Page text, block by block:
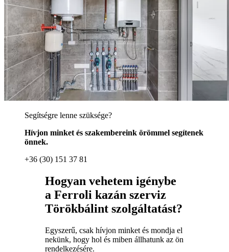
Segítségre lenne szüksége?
Hívjon minket és szakembereink örömmel segítenek
önnek.
+36 (30) 151 37 81
Hogyan vehetem igénybe
a Ferroli kazán szerviz
Törökbálint szolgáltatást?
Egyszerű, csak hívjon minket és mondja el
nekünk, hogy hol és miben állhatunk az ön
rendelkezésére.